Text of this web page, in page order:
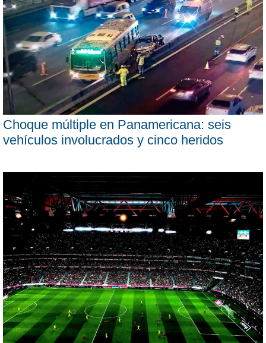
Choque múltiple en Panamericana: seis
vehículos involucrados y cinco heridos